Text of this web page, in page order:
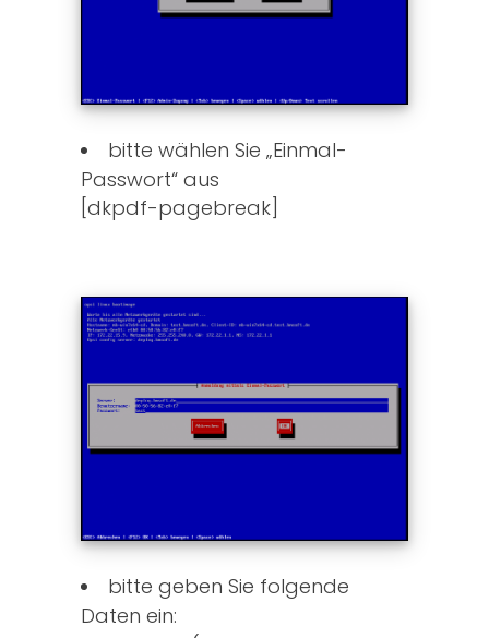
bitte wählen Sie „Einmal-
Passwort“ aus
[dkpdf-pagebreak]
bitte geben Sie folgende
Daten ein: